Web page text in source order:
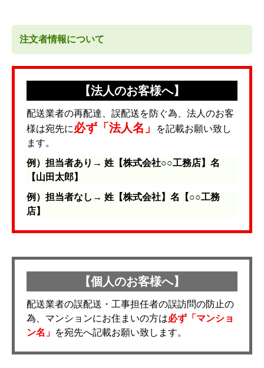
注文者情報について
【法人のお客様へ】
配送業者の再配達、誤配送を防ぐ為、法人のお客
様は宛先に必ず「法人名」
を記載お願い致し
ます。
例）担当者あり→ 姓【株式会社○○工務店】名
【山田太郎】
例）担当者なし→ 姓【株式会社】名【○○工務
店】
【個人のお客様へ】
配送業者の誤配送・工事担任者の誤訪問の防止の
為、マンションにお住まいの方は必ず「マンショ
ン名」 を宛先へ記載お願い致します。